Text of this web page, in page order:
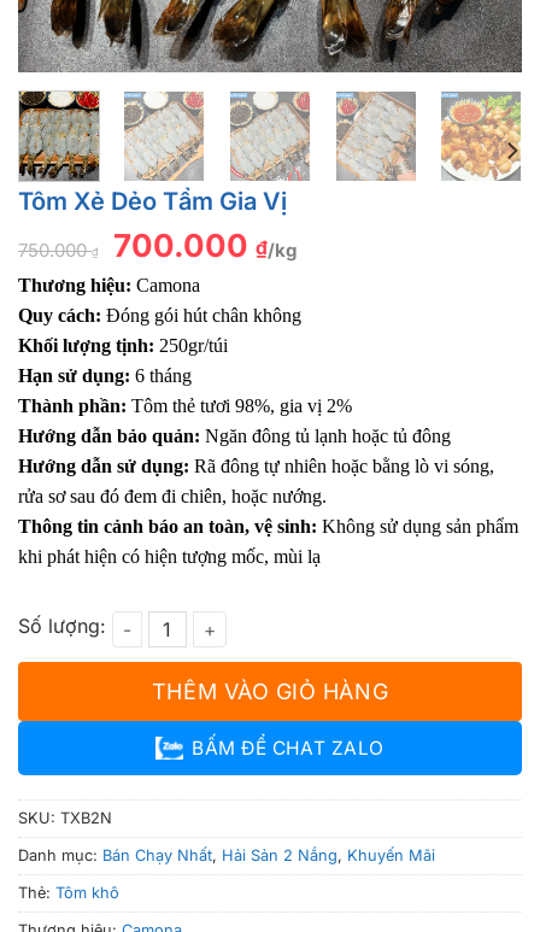
Tôm Xẻ Dẻo Tẩm Gia Vị
750.000₫
Giá
gốc
là:
750.000 ₫.
700.000 ₫Giá
hiện
700.000 ₫.
/kg
Thương hiệu: Camona
Quy cách: Đóng gói hút chân không
Khối lượng tịnh: 250gr/túi
Hạn sử dụng: 6 tháng
Thành phần: Tôm thẻ tươi 98%, gia vị 2%
Hướng dẫn bảo quản: Ngăn đông tủ lạnh hoặc tủ đông
Hướng dẫn sử dụng: Rã đông tự nhiên hoặc bằng lò vi sóng,
rửa sơ sau đó đem đi chiên, hoặc nướng.
Thông tin cảnh báo an toàn, vệ sinh: Không sử dụng sản phẩm
khi phát hiện có hiện tượng mốc, mùi lạ
Tôm Xẻ Dẻo Tẩm Gia Vị số lượng
THÊM VÀO GIỎ HÀNG
BẤM ĐỂ CHAT ZALO
SKU: TXB2N
Danh mục: Bán Chạy Nhất, Hải Sản 2 Nắng, Khuyến Mãi
Thẻ: Tôm khô